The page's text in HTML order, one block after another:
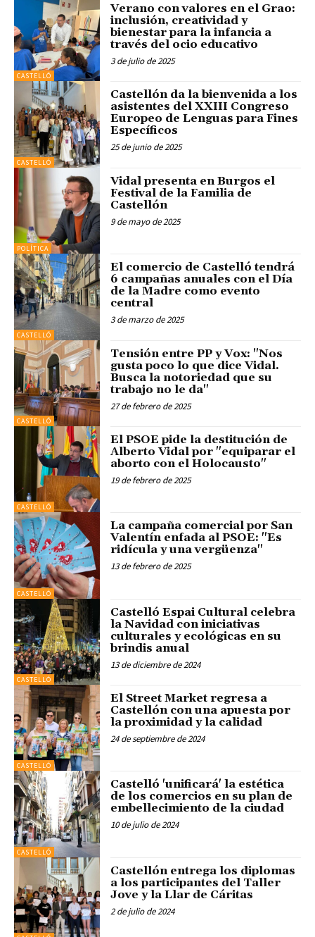
CASTELLÓ
Verano con valores en el Grao:
inclusión, creatividad y
bienestar para la infancia a
través del ocio educativo
3 de julio de 2025
CASTELLÓ
Castellón da la bienvenida a los
asistentes del XXIII Congreso
Europeo de Lenguas para Fines
Específicos
25 de junio de 2025
POLÍTICA
Vidal presenta en Burgos el
Festival de la Familia de
Castellón
9 de mayo de 2025
CASTELLÓ
El comercio de Castelló tendrá
6 campañas anuales con el Día
de la Madre como evento
central
3 de marzo de 2025
CASTELLÓ
Tensión entre PP y Vox: "Nos
gusta poco lo que dice Vidal.
Busca la notoriedad que su
trabajo no le da"
27 de febrero de 2025
CASTELLÓ
El PSOE pide la destitución de
Alberto Vidal por "equiparar el
aborto con el Holocausto"
19 de febrero de 2025
CASTELLÓ
La campaña comercial por San
Valentín enfada al PSOE: "Es
ridícula y una vergüenza"
13 de febrero de 2025
CASTELLÓ
Castelló Espai Cultural celebra
la Navidad con iniciativas
culturales y ecológicas en su
brindis anual
13 de diciembre de 2024
CASTELLÓ
El Street Market regresa a
Castellón con una apuesta por
la proximidad y la calidad
24 de septiembre de 2024
CASTELLÓ
Castelló 'unificará' la estética
de los comercios en su plan de
embellecimiento de la ciudad
10 de julio de 2024
Castellón entrega los diplomas
a los participantes del Taller
Jove y la Llar de Cáritas
2 de julio de 2024